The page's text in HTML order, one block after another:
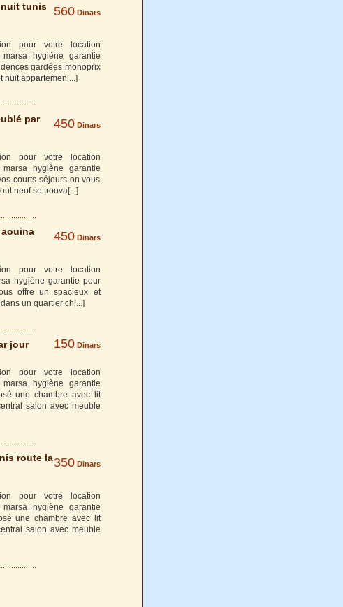
nuit tunis
560 Dinars
pour votre location
hygiène garantie
gardées monoprix
nuit appartemen [...]
par
450 Dinars
pour votre location
hygiène garantie
courts séjours on vous
neuf se trouva[...]
450 Dinars
pour votre location
hygiène garantie pour
offre un spacieux et
un quartier ch [...]
jour 150 Dinars
pour votre location
hygiène garantie
une chambre avec lit
salon avec meuble
route la350 Dinars
pour votre location
hygiène garantie
une chambre avec lit
salon avec meuble